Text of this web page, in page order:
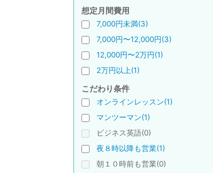
想定月間費用
7,000円未満(3)
7,000円〜12,000円(3)
12,000円〜2万円(1)
2万円以上(1)
こだわり条件
オンラインレッスン(1)
マンツーマン(1)
ビジネス英語(0)
夜８時以降も営業(1)
朝１０時前も営業(0)